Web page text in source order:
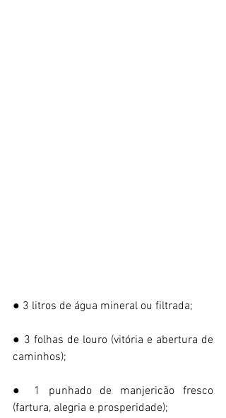
● 3 litros de água mineral ou filtrada;
● 3 folhas de louro (vitória e abertura de
caminhos);
● 1 punhado de manjericão fresco
(fartura, alegria e prosperidade);